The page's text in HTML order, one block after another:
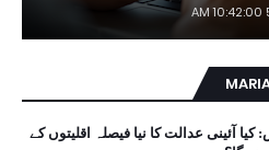
کیا آئینی عدالت کا نیا فیصلہ اقلیتوں کے